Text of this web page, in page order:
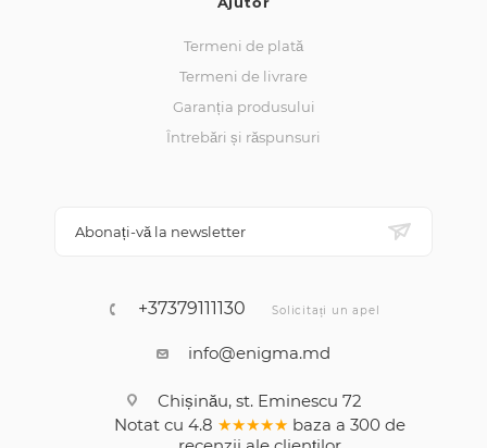
Termeni de plată
Termeni de livrare
Garanția produsului
Întrebări și răspunsuri
Abonați-vă la newsletter
+37379111130 Solicitați un apel
info@enigma.md
Chișinău, st. Eminescu 72
Notat cu 4.8 ★★★★★ baza a 300 de